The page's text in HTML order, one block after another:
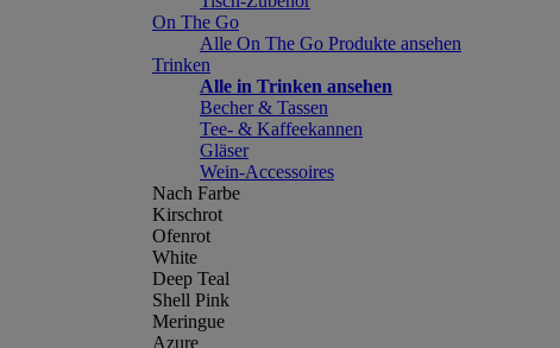
On The Go
Alle On The Go Produkte ansehen
Trinken
Alle in Trinken ansehen
Becher & Tassen
Tee- & Kaffeekannen
Gläser
Wein-Accessoires
Nach Farbe
Kirschrot
Ofenrot
White
Deep Teal
Shell Pink
Meringue
Azure